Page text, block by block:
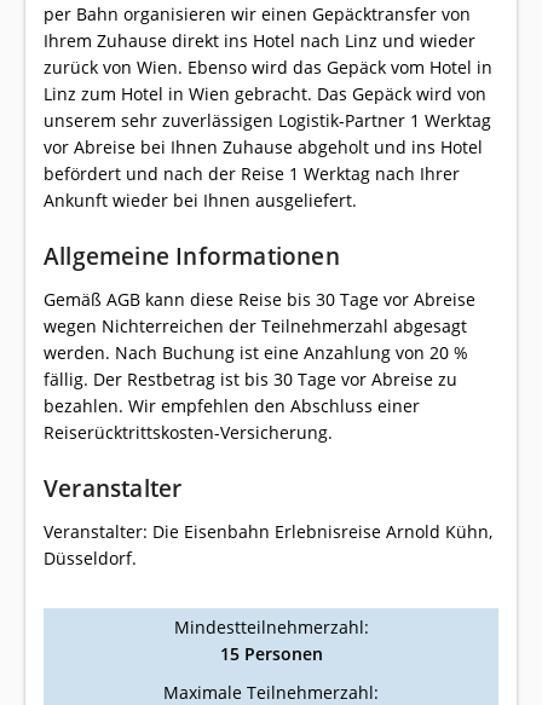
per Bahn organisieren wir einen Gepäcktransfer von
Ihrem Zuhause direkt ins Hotel nach Linz und wieder
zurück von Wien. Ebenso wird das Gepäck vom Hotel in
Linz zum Hotel in Wien gebracht. Das Gepäck wird von
unserem sehr zuverlässigen Logistik-Partner 1 Werktag
vor Abreise bei Ihnen Zuhause abgeholt und ins Hotel
befördert und nach der Reise 1 Werktag nach Ihrer
Ankunft wieder bei Ihnen ausgeliefert.
Allgemeine Informationen
Gemäß AGB kann diese Reise bis 30 Tage vor Abreise
wegen Nichterreichen der Teilnehmerzahl abgesagt
werden. Nach Buchung ist eine Anzahlung von 20 %
fällig. Der Restbetrag ist bis 30 Tage vor Abreise zu
bezahlen. Wir empfehlen den Abschluss einer
Reiserücktrittskosten-Versicherung.
Veranstalter
Veranstalter: Die Eisenbahn Erlebnisreise Arnold Kühn,
Düsseldorf.
Mindestteilnehmerzahl:
15 Personen
Maximale Teilnehmerzahl: